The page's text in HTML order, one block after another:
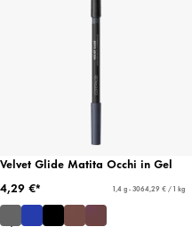
Velvet Glide Matita Occhi in Gel
4,29 €*
1,4 g - 3064,29 € / 1 kg